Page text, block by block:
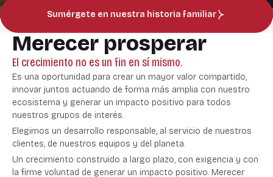
Sumérgete en nuestra historia familiar
Merecer prosperar
El crecimiento no es un fin en sí mismo.
Es una oportunidad para crear un mayor valor compartido,
innovar juntos actuando de forma más amplia con nuestro
ecosistema y generar un impacto positivo para todos
nuestros grupos de interés.
Elegimos un desarrollo responsable, al servicio de nuestros
clientes, de nuestros equipos y del planeta.
Un crecimiento construido a largo plazo, con exigencia y con
la firme voluntad de generar un impacto positivo. Merecer